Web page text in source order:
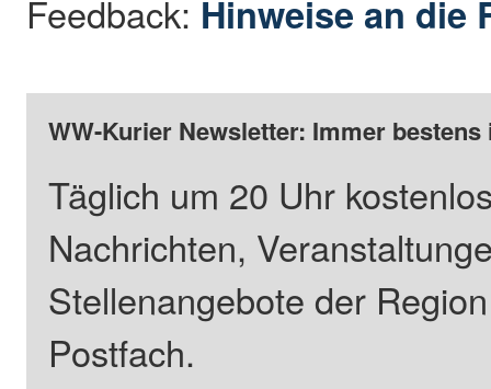
Feedback: Hinweise an die
WW-Kurier Newsletter: Immer
Täglich um 20 Uhr
Nachrichten,
Stellenangebote der
Postfach.